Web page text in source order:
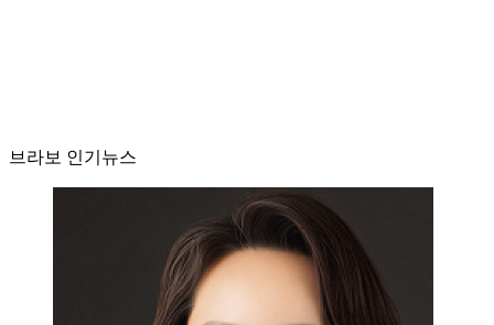
브라보 인기뉴스